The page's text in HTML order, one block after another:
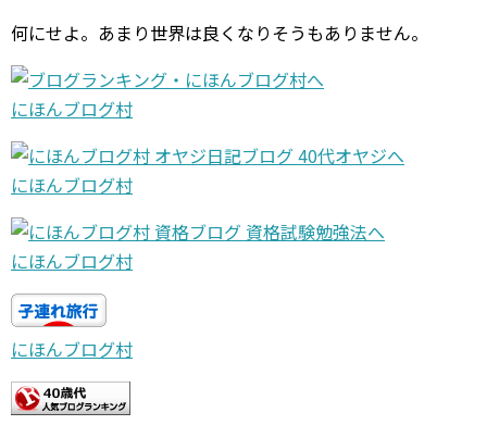
何にせよ。あまり世界は良くなりそうもありません。
にほんブログ村
にほんブログ村
にほんブログ村
にほんブログ村